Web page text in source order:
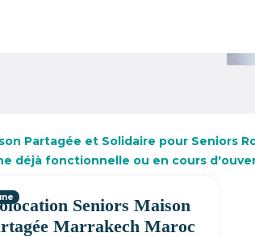
Partagée et Solidaire pour Seniors
déjà fonctionnelle ou en cours
Seniors Maison
Marrakech Maroc